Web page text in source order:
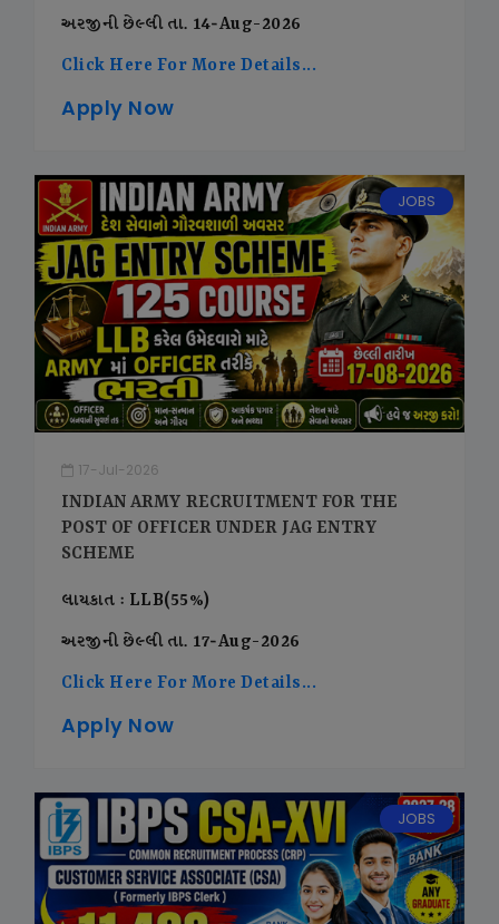
અરજીની છેલ્લી તા. 14-Aug-2026
Click Here For More Details...
Apply Now
JOBS
17-Jul-2026
INDIAN ARMY RECRUITMENT FOR THE
POST OF OFFICER UNDER JAG ENTRY
SCHEME
લાયકાત : LLB(55%)
અરજીની છેલ્લી તા. 17-Aug-2026
Click Here For More Details...
Apply Now
JOBS